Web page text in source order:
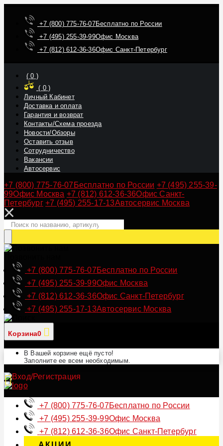
+7 (800) 775-76-07Бесплатно по России
+7 (495) 255-39-99Офис Москва
+7 (812) 612-36-36Офис Санкт-Петербург
(0 )
( 0)
Личный Кабинет
Доставка и оплата
Гарантия и возврат
Контакты/Схема проезда
Новости/Обзоры
Оставить отзыв
Сотрудничество
Вакансии
Автосервис
+7 (800) 775-76-07 Бесплатно по России +7 (495) 255-39-
99Офис Москва +7 (812) 612-36-36Офис Санкт-
Петербург +7 (495) 255-17-13Автосервис Москва
+7 (800) 775-76-07Бесплатно по России
+7 (495) 255-39-99Офис Москва
+7 (812) 612-36-36Офис Санкт-Петербург
+7 (495) 255-17-13Автосервис Москва
Корзина0
В Вашей корзине ещё пусто!
Заполните ее всем необходимым.
+7 (800) 775-76-07Бесплатно по России
+7 (495) 255-39-99Офис Москва
+7 (812) 612-36-36Офис Санкт-Петербург